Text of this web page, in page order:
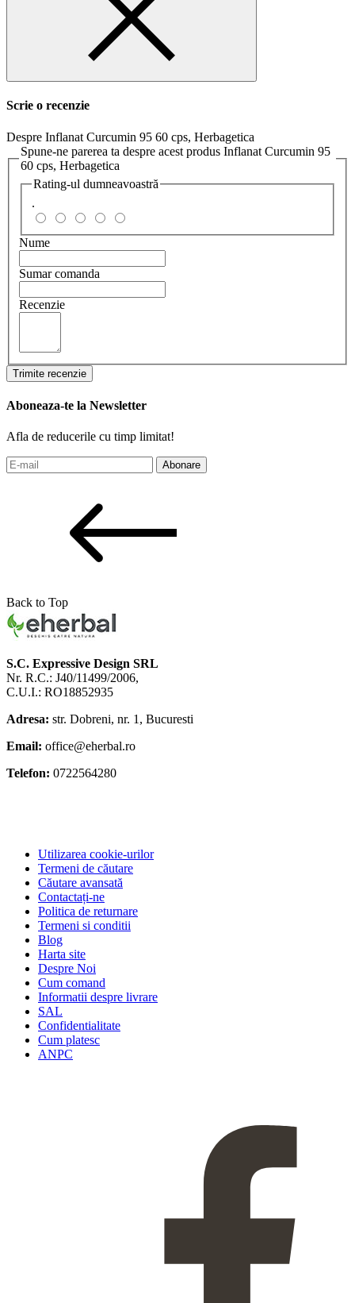
Scrie o recenzie
Despre Inflanat Curcumin 95 60 cps, Herbagetica
Spune-ne parerea ta despre acest produs Inflanat Curcumin 95
60 cps, Herbagetica
Rating-ul dumneavoastră
.
Nume
Sumar comanda
Recenzie
Trimite recenzie
Aboneaza-te la Newsletter
Afla de reducerile cu timp limitat!
Abonare
Back to Top
S.C. Expressive Design SRL
Nr. R.C.: J40/11499/2006,
C.U.I.: RO18852935
Adresa: str. Dobreni, nr. 1, Bucuresti
Email: office@eherbal.ro
Telefon: 0722564280
Utilizarea cookie-urilor
Termeni de căutare
Căutare avansată
Contactați-ne
Politica de returnare
Termeni si conditii
Blog
Harta site
Despre Noi
Cum comand
Informatii despre livrare
SAL
Confidentialitate
Cum platesc
ANPC